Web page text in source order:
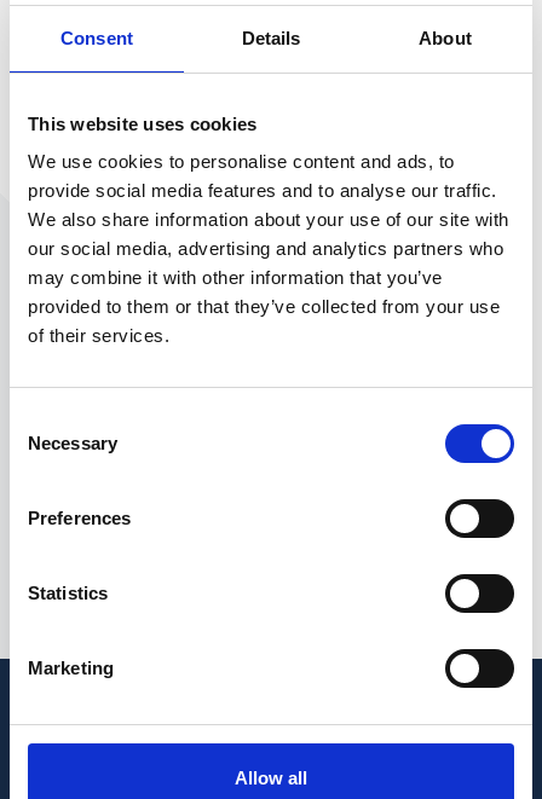
Consent Details About
This website uses cookies
We use cookies to personalise content and ads, to
provide social media features and to analyse our traffic.
We also share information about your use of our site with
our social media, advertising and analytics partners who
may combine it with other information that you’ve
provided to them or that they’ve collected from your use
of their services.
Selection
Necessary
Preferences
Statistics
Marketing
Allow all
Avenhorn
Berkhout
Obdam
Oudendijk
Scharwoude
Spierdijk
Ursem
Medemblik :
Aartswoud
Spanbroek
Wadwa
Zandwerven
Stede Broec :
Bovenkarspel
Lutjebroek
Kreil
Nieuwe Niedorp
Oude Niedorp
Moerbeek
Tolke